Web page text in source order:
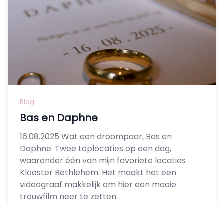
Blog
Bas en Daphne
16.08.2025 Wat een droompaar, Bas en
Daphne. Twee toplocaties op een dag,
waaronder één van mijn favoriete locaties
Klooster Bethlehem. Het maakt het een
videograaf makkelijk om hier een mooie
trouwfilm neer te zetten.